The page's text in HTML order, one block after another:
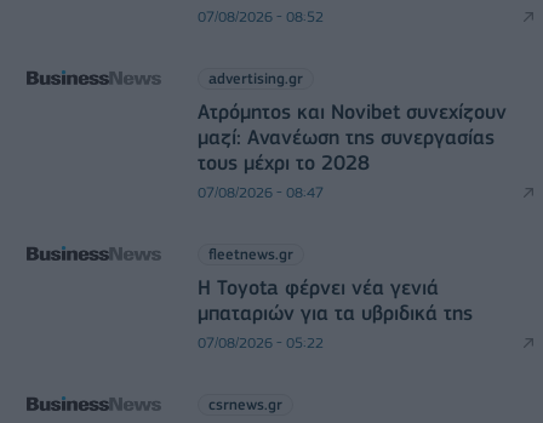
07/08/2026 - 08:52
advertising.gr
Ατρόμητος και Novibet συνεχίζουν
μαζί: Ανανέωση της συνεργασίας
τους μέχρι το 2028
07/08/2026 - 08:47
fleetnews.gr
Η Toyota φέρνει νέα γενιά
μπαταριών για τα υβριδικά της
07/08/2026 - 05:22
csrnews.gr